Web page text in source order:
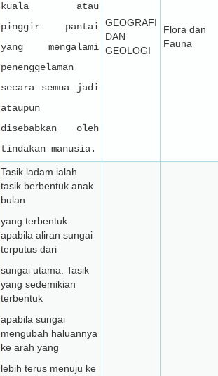
kuala atau
pinggir pantai
yang mengalami
penenggelaman
secara semua jadi
ataupun
disebabkan oleh
tindakan manusia.
GEOGRAFI
DAN
GEOLOGI
Flora dan
Fauna
Tasik ladam ialah
tasik berbentuk anak
bulan
yang terbentuk
apabila aliran sungai
terputus dari
sungai utama. Tasik
yang sedemikian
terbentuk
apabila sungai
mengubah haluannya
ke arah yang
lebih terus menuju ke